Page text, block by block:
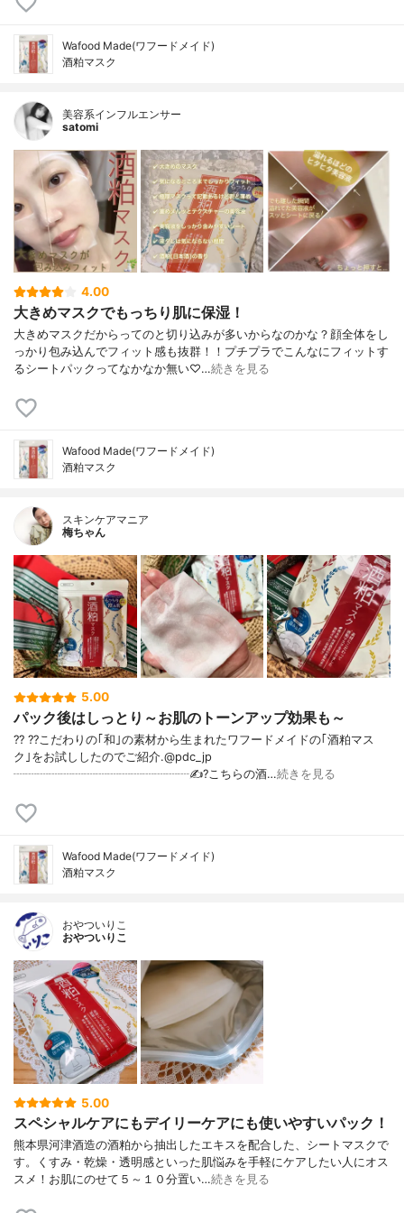
Wafood Made(ワフードメイド)
酒粕マスク
美容系インフルエンサー
satomi
4.00
大きめマスクでもっちり肌に保湿！
大きめマスクだからってのと切り込みが多いからなのかな？顔全体をし
っかり包み込んでフィット感も抜群！！プチプラでこんなにフィットす
るシートパックってなかなか無い♡…続きを見る
Wafood Made(ワフードメイド)
酒粕マスク
スキンケアマニア
梅ちゃん
5.00
パック後はしっとり～お肌のトーンアップ効果も～
?? ??こだわりの｢和｣の素材から生まれたワフードメイドの｢酒粕マス
ク｣をお試ししたのでご紹介.@pdc_jp
┈┈┈┈┈┈┈┈┈┈┈┈┈┈┈✍️?こちらの酒…続きを見る
Wafood Made(ワフードメイド)
酒粕マスク
おやついりこ
おやついりこ
5.00
スペシャルケアにもデイリーケアにも使いやすいパック！
熊本県河津酒造の酒粕から抽出したエキスを配合した、シートマスクで
す。くすみ・乾燥・透明感といった肌悩みを手軽にケアしたい人にオス
スメ！お肌にのせて５～１０分置い…続きを見る